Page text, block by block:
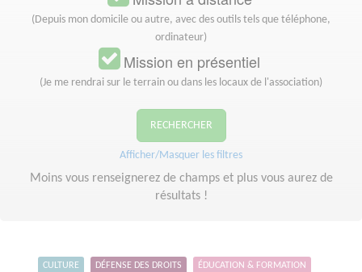
(Depuis mon domicile ou autre, avec des outils tels que téléphone,
ordinateur)
Mission en présentiel
(Je me rendrai sur le terrain ou dans les locaux de l'association)
RECHERCHER
Afficher/Masquer les filtres
Moins vous renseignerez de champs et plus vous aurez de
résultats !
CULTURE DÉFENSE DES DROITS ÉDUCATION & FORMATION